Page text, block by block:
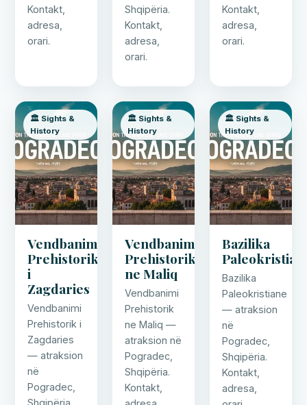
Kontakt,
adresa,
orari.
Shqipëria.
Kontakt,
adresa,
orari.
Kontakt,
adresa,
orari.
🏛️ Sights &
History
Vendbanimi
Prehistorik
i
Zagdaries
Vendbanimi
Prehistorik i
Zagdaries
— atraksion
në
Pogradec,
🏛️ Sights &
History
Vendbanimi
Prehistorik
ne Maliq
Vendbanimi
Prehistorik
ne Maliq —
atraksion në
Pogradec,
Shqipëria.
Kontakt,
🏛️ Sights &
History
Bazilika
Bazilika
Paleokristiane
— atraksion
në
Pogradec,
Shqipëria.
Kontakt,
adresa,